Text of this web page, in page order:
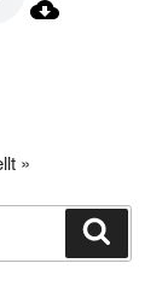
»